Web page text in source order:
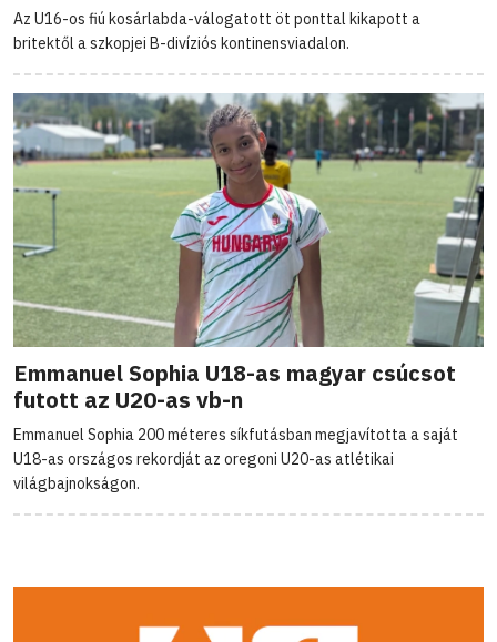
Az U16-os fiú kosárlabda-válogatott öt ponttal kikapott a
britektől a szkopjei B-divíziós kontinensviadalon.
Emmanuel Sophia U18-as magyar csúcsot
futott az U20-as vb-n
Emmanuel Sophia 200 méteres síkfutásban megjavította a saját
U18-as országos rekordját az oregoni U20-as atlétikai
világbajnokságon.